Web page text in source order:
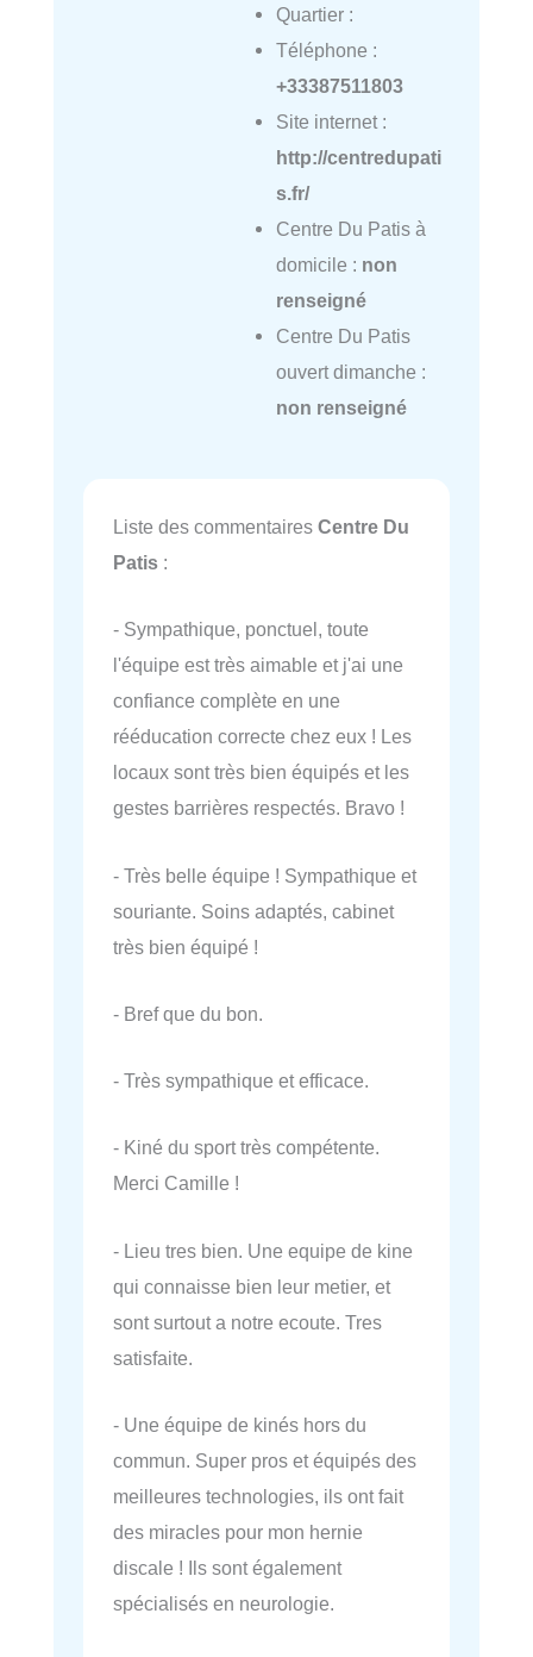
Quartier :
Téléphone :
+33387511803
Site internet :
http://centredupati
s.fr/
Centre Du Patis à
domicile : non
renseigné
Centre Du Patis
ouvert dimanche :
non renseigné
Liste des commentaires Centre Du
Patis :
- Sympathique, ponctuel, toute
l'équipe est très aimable et j'ai une
confiance complète en une
rééducation correcte chez eux ! Les
locaux sont très bien équipés et les
gestes barrières respectés. Bravo !
- Très belle équipe ! Sympathique et
souriante. Soins adaptés, cabinet
très bien équipé !
- Bref que du bon.
- Très sympathique et efficace.
- Kiné du sport très compétente.
Merci Camille !
- Lieu tres bien. Une equipe de kine
qui connaisse bien leur metier, et
sont surtout a notre ecoute. Tres
satisfaite.
- Une équipe de kinés hors du
commun. Super pros et équipés des
meilleures technologies, ils ont fait
des miracles pour mon hernie
discale ! Ils sont également
spécialisés en neurologie.